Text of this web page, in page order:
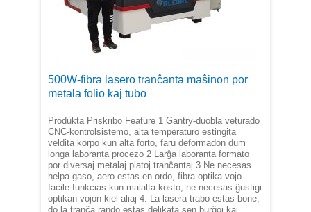
500W-fibra lasero tranĉanta maŝinon por
metala folio kaj tubo
Produkta Priskribo Feature 1 Gantry-duobla veturado
CNC-kontrolsistemo, alta temperaturo estingita
veldita korpo kun alta forto, faru deformadon dum
longa laboranta procezo 2 Larĝa laboranta formato
por diversaj metalaj platoj tranĉantaj 3 Ne necesas
helpa gaso, aero estas en ordo, fibra optika vojo
facile funkcias kun malalta kosto, ne necesas ĝustigi
optikan vojon kiel aliaj 4. La lasera trabo estas bone,
do la tranĉa rando estas delikata sen burĝoj kaj